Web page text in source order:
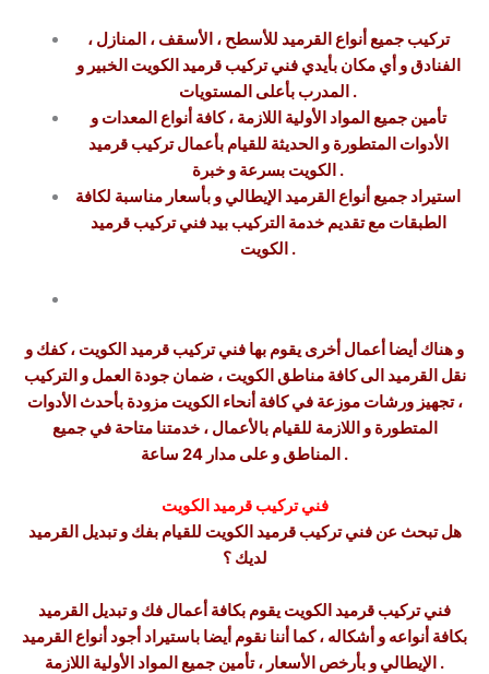
تركيب جميع أنواع القرميد للأسطح ، الأسقف ، المنازل ،
الفنادق و أي مكان بأيدي فني تركيب قرميد الكويت الخبير و
المدرب بأعلى المستويات .
تأمين جميع المواد الأولية اللازمة ، كافة أنواع المعدات و
الأدوات المتطورة و الحديثة للقيام بأعمال تركيب قرميد
الكويت بسرعة و خبرة .
استيراد جميع أنواع القرميد الإيطالي و بأسعار مناسبة لكافة
الطبقات مع تقديم خدمة التركيب بيد فني تركيب قرميد
الكويت .
و هناك أيضا أعمال أخرى يقوم بها فني تركيب قرميد الكويت ، كفك و
نقل القرميد الى كافة مناطق الكويت ، ضمان جودة العمل و التركيب
، تجهيز ورشات موزعة في كافة أنحاء الكويت مزودة بأحدث الأدوات
المتطورة و اللازمة للقيام بالأعمال ، خدمتنا متاحة في جميع
المناطق و على مدار 24 ساعة .
فني تركيب قرميد الكويت
هل تبحث عن فني تركيب قرميد الكويت للقيام بفك و تبديل القرميد
لديك ؟
فني تركيب قرميد الكويت يقوم بكافة أعمال فك و تبديل القرميد
بكافة أنواعه و أشكاله ، كما أننا نقوم أيضا باستيراد أجود أنواع القرميد
الإيطالي و بأرخص الأسعار ، تأمين جميع المواد الأولية اللازمة .